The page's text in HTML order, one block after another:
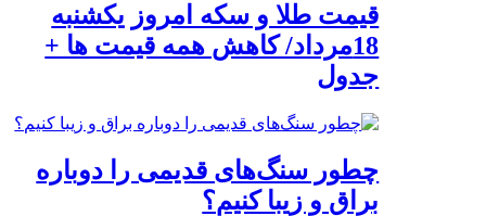
قیمت طلا و سکه امروز یکشنبه
18مرداد/ کاهش همه قیمت ها +
جدول
چطور سنگ‌های قدیمی را دوباره
براق و زیبا کنیم؟